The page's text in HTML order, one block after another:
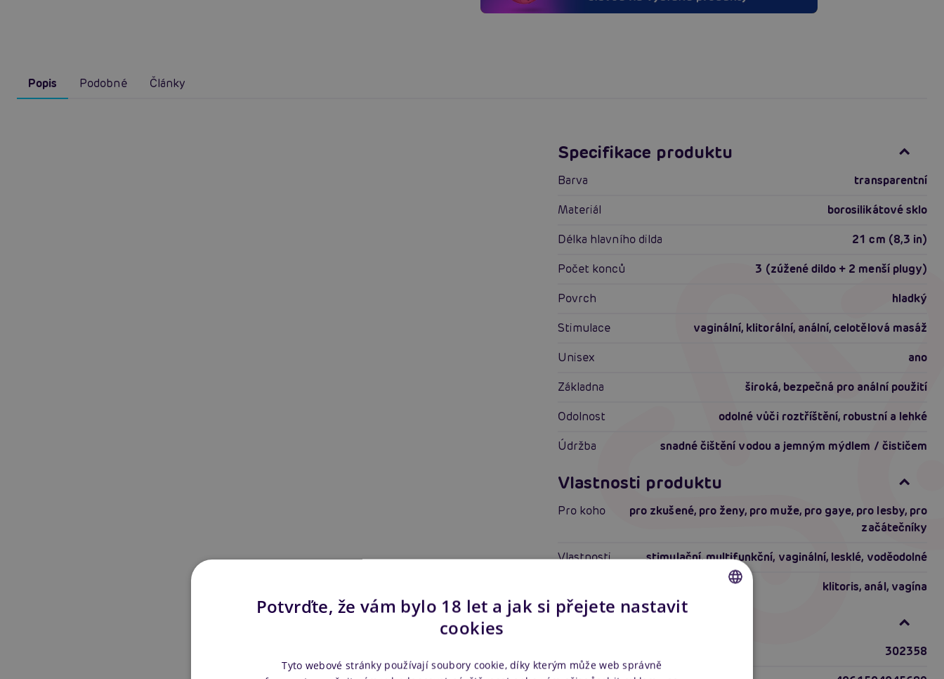
Popis Podobné Články
Specifikace produktu
Barva
transparentní
Materiál
borosilikátové sklo
Délka hlavního dilda
21 cm (8,3 in)
Počet konců
3 (zúžené dildo + 2 menší plugy)
Povrch
hladký
Stimulace
vaginální, klitorální, anální, celotělová masáž
Unisex
ano
Základna
široká, bezpečná pro anální použití
Odolnost
odolné vůči roztříštění, robustní a lehké
Údržba
snadné čištění vodou a jemným mýdlem / čističem
Vlastnosti produktu
Pro koho pro zkušené, pro ženy, pro muže, pro gaye, pro lesby, pro
začátečníky
Vlastnosti
stimulační,multifunkční, vaginální, lesklé, voděodolné
klitoris, anál, vagína
Další informace
302358
Potvrďte, že vám bylo 18 let a jak si přejete nastavit
cookies
Tyto webové stránky používají soubory cookie, díky kterým může web správně